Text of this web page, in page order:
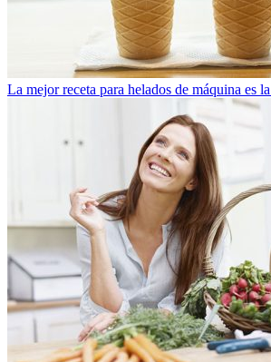
La mejor receta para helados de máquina es